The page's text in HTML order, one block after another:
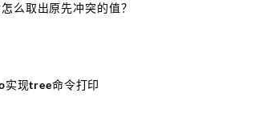
么取出原先冲突的值？
实现tree命令打印